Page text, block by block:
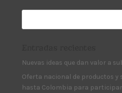
Nuevas ideas que dan valor a
Oferta nacional de productos y
hasta Colombia para